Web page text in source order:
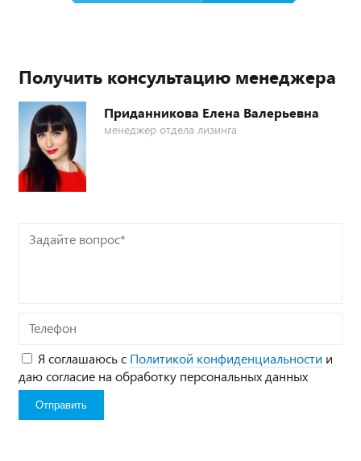
Получить консультацию менеджера
Приданникова Елена Валерьевна
менеджер отдела лизинга
Задайте
Телефон
Я соглашаюсь с Политикой конфиденциальности и
даю согласие на обработку персональных данных